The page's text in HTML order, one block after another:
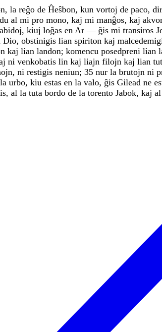
, la reĝo de Ĥeŝbon, kun vortoj de paco,
al mi pro mono, kaj mi manĝos, kaj
, kiuj loĝas en Ar— ĝis mi transiros
Dio, obstinigis lian spiriton kaj
kaj lian landon; komencu posedpreni lian
ni venkobatis lin kaj liajn filojn kaj lian
, ni restigis neniun; 35 nur la brutojn ni
la urbo, kiu estas en la valo, ĝis Gilead ne
, al la tuta bordo de la torento Jabok, kaj al